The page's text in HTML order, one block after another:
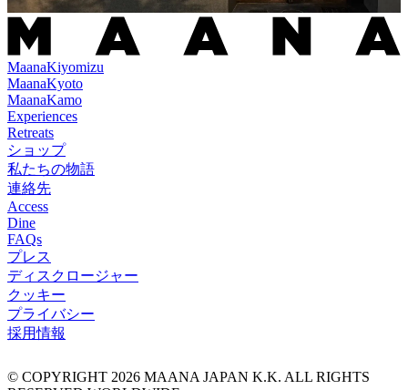
MaanaKiyomizu
MaanaKyoto
MaanaKamo
Experiences
Retreats
ショップ
私たちの物語
連絡先
Access
Dine
FAQs
プレス
ディスクロージャー
クッキー
プライバシー
採用情報
© COPYRIGHT 2026 MAANA JAPAN K.K. ALL RIGHTS